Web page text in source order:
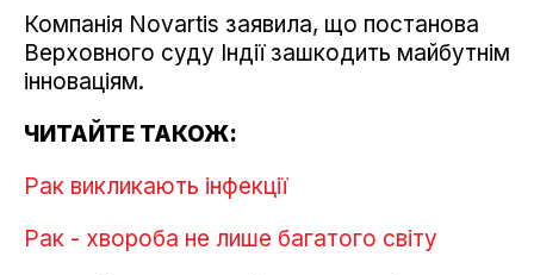
Компанія Novartis заявила, що постанова
Верховного суду Індії зашкодить майбутнім
інноваціям.
ЧИТАЙТЕ ТАКОЖ:
Рак викликають інфекції
Рак - хвороба не лише багатого світу